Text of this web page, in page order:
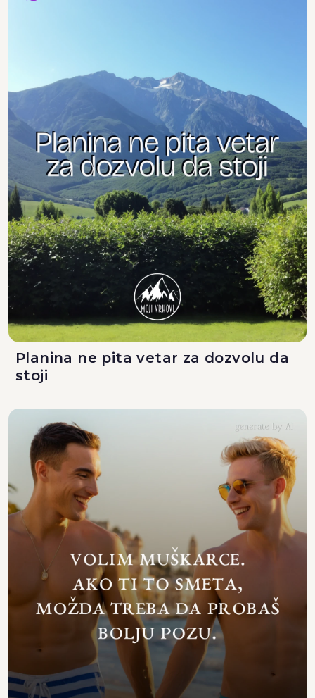
Planina ne pita vetar za dozvolu da
stoji